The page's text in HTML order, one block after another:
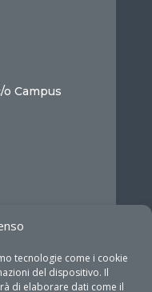
tecnologie come i cookie
del dispositivo. Il
di elaborare dati come il
Campus